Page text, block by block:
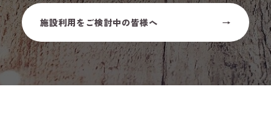
施設利用をご検討中の皆様へ